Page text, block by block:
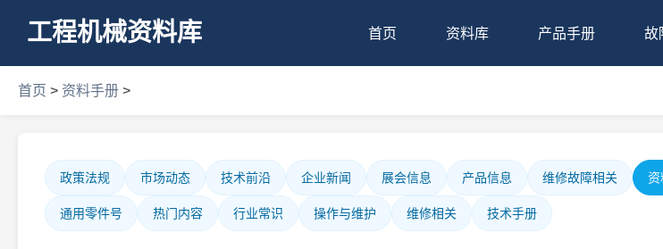
工程机械资料库 首页 资料库 产品手册 故
首页 > 资料手册 >
政策法规 市场动态 技术前沿 企业新闻 展会信息 产品信息 维修故障相关 资
通用零件号 热门内容 行业常识 操作与维护 维修相关 技术手册